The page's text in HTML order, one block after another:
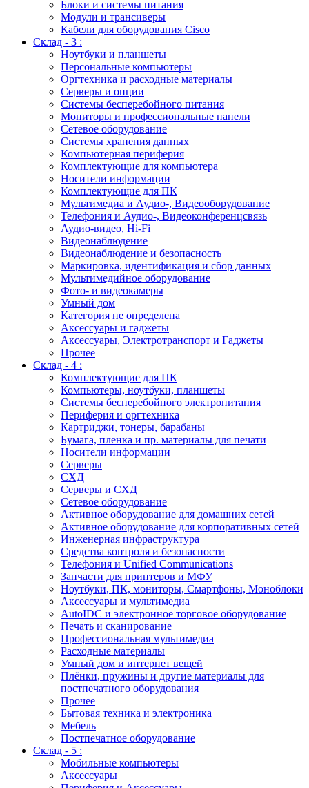
Блоки и системы питания
Модули и трансиверы
Кабели для оборудования Cisco
Склад - 3 :
Ноутбуки и планшеты
Персональные компьютеры
Оргтехника и расходные материалы
Серверы и опции
Системы бесперебойного питания
Мониторы и профессиональные панели
Сетевое оборудование
Системы хранения данных
Компьютерная периферия
Комплектующие для компьютера
Носители информации
Комплектующие для ПК
Мультимедиа и Аудио-, Видеооборудование
Телефония и Аудио-, Видеоконференцсвязь
Аудио-видео, Hi-Fi
Видеонаблюдение
Видеонаблюдение и безопасность
Маркировка, идентификация и сбор данных
Мультимедийное оборудование
Фото- и видеокамеры
Умный дом
Категория не определена
Аксессуары и гаджеты
Аксессуары, Электротранспорт и Гаджеты
Прочее
Склад - 4 :
Комплектующие для ПК
Компьютеры, ноутбуки, планшеты
Системы бесперебойного электропитания
Периферия и оргтехника
Картриджи, тонеры, барабаны
Бумага, пленка и пр. материалы для печати
Носители информации
Серверы
СХД
Серверы и СХД
Сетевое оборудование
Активное оборудование для домашних сетей
Активное оборудование для корпоративных сетей
Инженерная инфраструктура
Средства контроля и безопасности
Телефония и Unified Communications
Запчасти для принтеров и МФУ
Ноутбуки, ПК, мониторы, Смартфоны, Моноблоки
Аксессуары и мультимедиа
AutoIDC и электронное торговое оборудование
Печать и сканирование
Профессиональная мультимедиа
Расходные материалы
Умный дом и интернет вещей
Плёнки, пружины и другие материалы для
постпечатного оборудования
Прочее
Бытовая техника и электроника
Мебель
Постпечатное оборудование
Склад - 5 :
Мобильные компьютеры
Аксессуары